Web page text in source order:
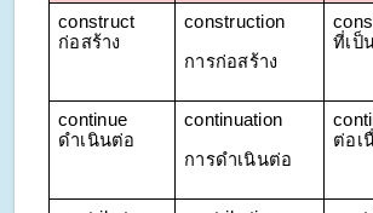
construct
ก่อสร้าง
construction
การก่อสร้าง
ที่เป็
continue
ดำเนินต่อ
continuation
การดำเนินต่อ
ต่อเ